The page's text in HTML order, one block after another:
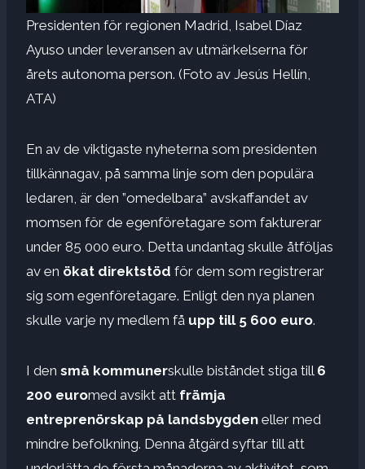
Presidenten för regionen Madrid, Isabel Díaz
Ayuso under leveransen av utmärkelserna för
årets autonoma person. (Foto av Jesús Hellín,
ATA)
En av de viktigaste nyheterna som presidenten
tillkännagav, på samma linje som den populära
ledaren, är den ”omedelbara” avskaffandet av
momsen för de egenföretagare som fakturerar
under 85 000 euro. Detta undantag skulle åtföljas
av en ökat direktstöd för dem som registrerar
sig som egenföretagare. Enligt den nya planen
skulle varje ny medlem få upp till 5 600 euro.
I den små kommunerskulle biståndet stiga till 6
200 euromed avsikt att främja
entreprenörskap på landsbygden eller med
mindre befolkning. Denna åtgärd syftar till att